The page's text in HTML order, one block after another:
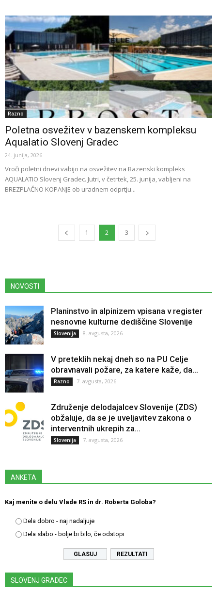
Razno
Poletna osvežitev v bazenskem kompleksu
Aqualatio Slovenj Gradec
24. junija, 2026
Vroči poletni dnevi vabijo na osvežitev na Bazenski kompleks
AQUALATIO Slovenj Gradec. Jutri, v četrtek, 25. junija, vabljeni na
BREZPLAČNO KOPANJE ob uradnem odprtju...
1 2 3
NOVOSTI
Planinstvo in alpinizem vpisana v register
nesnovne kulturne dediščine Slovenije
Slovenija 8. avgusta, 2026
V preteklih nekaj dneh so na PU Celje
obravnavali požare, za katere kaže, da...
Razno 7. avgusta, 2026
Združenje delodajalcev Slovenije (ZDS)
obžaluje, da se je uveljavitev zakona o
interventnih ukrepih za...
Slovenija 7. avgusta, 2026
ANKETA
Kaj menite o delu Vlade RS in dr. Roberta Goloba?
Dela dobro - naj nadaljuje
Dela slabo - bolje bi bilo, če odstopi
REZULTATI
SLOVENJ GRADEC